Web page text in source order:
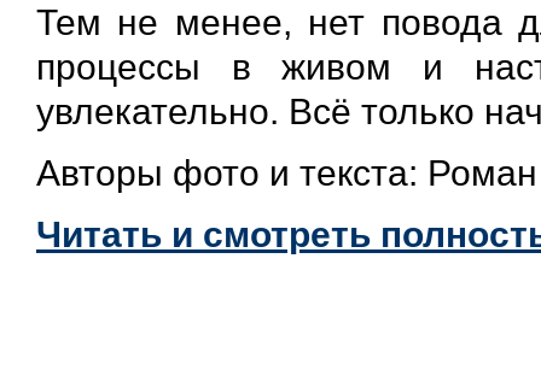
Тем не менее, нет повода
процессы в живом и
увлекательно. Всё только
Авторы фото и текста:
Читать и смотреть